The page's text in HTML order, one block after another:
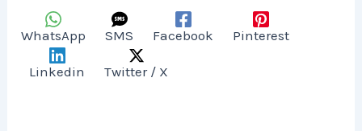
WhatsApp SMS Facebook Pinterest
Linkedin Twitter / X